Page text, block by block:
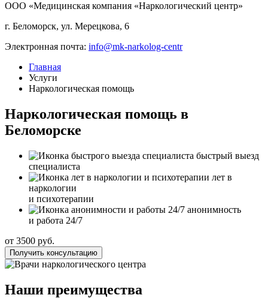
ООО «Медицинская компания «Наркологический центр»
г. Беломорск, ул. Мерецкова, 6
Электронная почта: info@mk-narkolog-centr
Главная
Услуги
Наркологическая помощь
Наркологическая помощь в
Беломорске
быстрый выезд
специалиста
лет в
наркологии
и психотерапии
анонимность
и работа 24/7
от 3500 руб.
Получить консультацию
Наши преимущества